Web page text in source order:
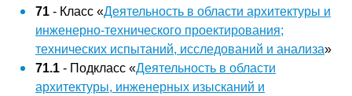
71 - Класс «Деятельность в области архитектуры и
инженерно-технического проектирования;
технических испытаний, исследований и анализа»
71.1 - Подкласс «Деятельность в области
архитектуры, инженерных изысканий и